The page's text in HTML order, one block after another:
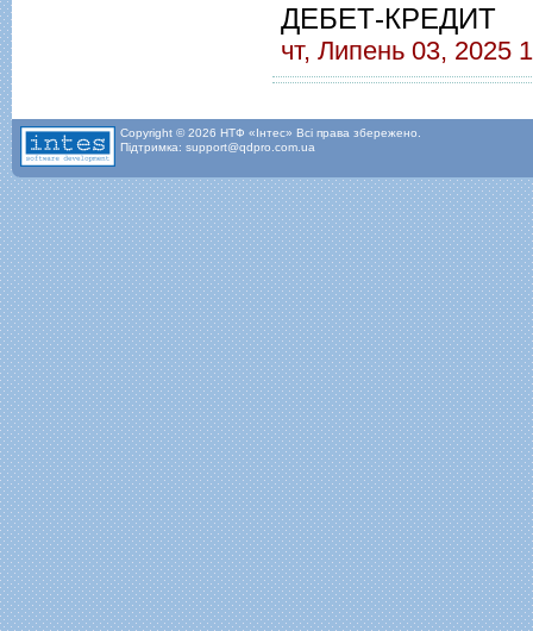
ДЕБЕТ-КРЕДИТ
чт, Липень 03, 2025
Copyright © 2026 НТФ «Інтес» Всі права збережено.
Підтримка: support@qdpro.com.ua